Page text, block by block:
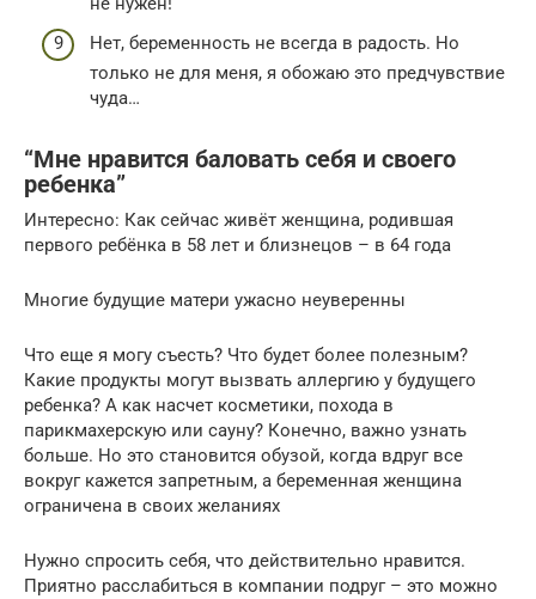
Нет, беременность не всегда в радость. Но
только не для меня, я обожаю это предчувствие
чуда…
“Мне нравится баловать себя и своего
ребенка”
Интересно: Как сейчас живёт женщина, родившая
первого ребёнка в 58 лет и близнецов – в 64 года
Многие будущие матери ужасно неуверенны
Что еще я могу съесть? Что будет более полезным?
Какие продукты могут вызвать аллергию у будущего
ребенка? А как насчет косметики, похода в
парикмахерскую или сауну? Конечно, важно узнать
больше. Но это становится обузой, когда вдруг все
вокруг кажется запретным, а беременная женщина
ограничена в своих желаниях
Нужно спросить себя, что действительно нравится.
Приятно расслабиться в компании подруг – это можно